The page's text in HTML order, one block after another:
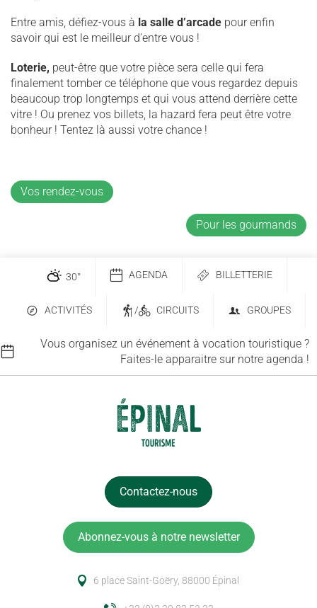
Entre amis, défiez-vous à la salle d’arcade pour enfin
savoir qui est le meilleur d’entre vous !
Loterie, peut-être que votre pièce sera celle qui fera
finalement tomber ce téléphone que vous regardez depuis
beaucoup trop longtemps et qui vous attend derrière cette
vitre ! Ou prenez vos billets, la hazard fera peut être votre
bonheur ! Tentez là aussi votre chance !
Vos rendez-vous
Pour les gourmands
30° AGENDA BILLETTERIE
ACTIVITÉS / CIRCUITS GROUPES
Vous organisez un événement à vocation touristique ?
Faites-le apparaitre sur notre agenda !
Contactez-nous
Abonnez-vous à notre newsletter
6 place Saint-Goëry, 88000 Épinal